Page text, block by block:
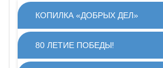
КОПИЛКА «ДОБРЫХ ДЕЛ»
80 ЛЕТИЕ ПОБЕДЫ!